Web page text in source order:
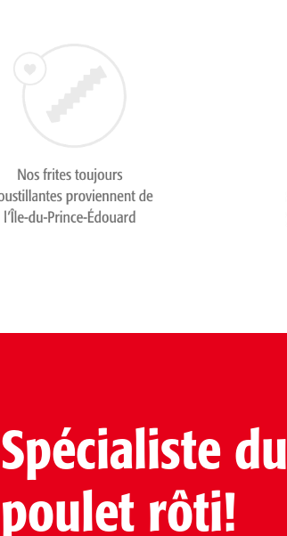
Spécialiste du
poulet rôti!